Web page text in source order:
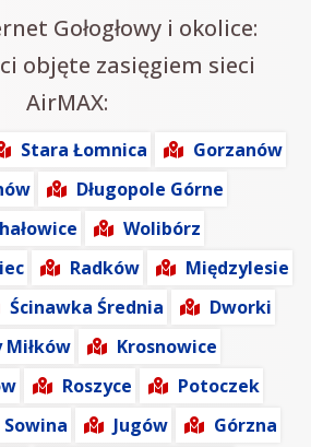
Gołogłowy i okolice:
objęte zasięgiem sieci
AirMAX:
Stara Łomnica
Gorzanów
Długopole Górne
Wolibórz
Radków
Międzylesie
Ścinawka Średnia
Dworki
Miłków
Krosnowice
Roszyce
Potoczek
Sowina Jugów
Górzna